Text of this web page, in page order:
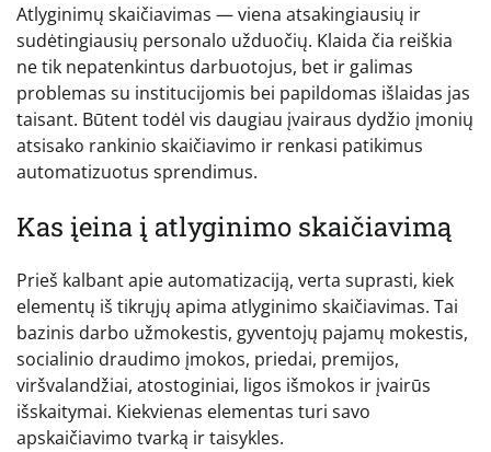
Atlyginimų skaičiavimas — viena atsakingiausių ir
sudėtingiausių personalo užduočių. Klaida čia reiškia
ne tik nepatenkintus darbuotojus, bet ir galimas
problemas su institucijomis bei papildomas išlaidas jas
taisant. Būtent todėl vis daugiau įvairaus dydžio įmonių
atsisako rankinio skaičiavimo ir renkasi patikimus
automatizuotus sprendimus.
Kas įeina į atlyginimo skaičiavimą
Prieš kalbant apie automatizaciją, verta suprasti, kiek
elementų iš tikrųjų apima atlyginimo skaičiavimas. Tai
bazinis darbo užmokestis, gyventojų pajamų mokestis,
socialinio draudimo įmokos, priedai, premijos,
viršvalandžiai, atostoginiai, ligos išmokos ir įvairūs
išskaitymai. Kiekvienas elementas turi savo
apskaičiavimo tvarką ir taisykles.